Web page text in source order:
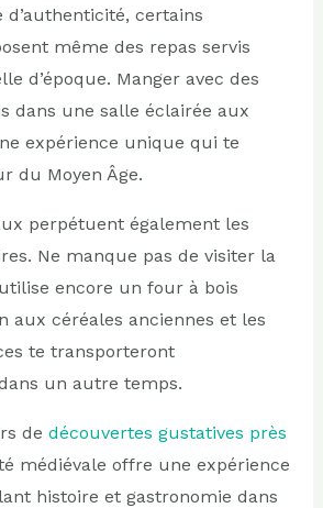
certains
même des repas servis
d’époque. Manger avec des
dans une salle éclairée aux
expérience unique qui te
du Moyen Âge.
perpétuent également les
Ne manque pas de visiter la
encore un four à bois
aux céréales anciennes et les
te transporteront
un autre temps.
de découvertes gustatives près
médiévale offre une expérience
histoire et gastronomie dans